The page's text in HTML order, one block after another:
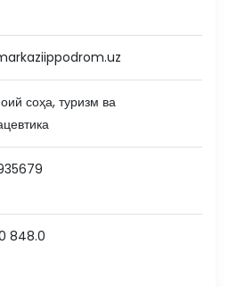
соҳа, туризм ва
848.0